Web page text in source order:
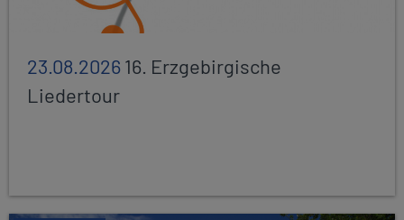
23.08.202616. Erzgebirgische
Liedertour